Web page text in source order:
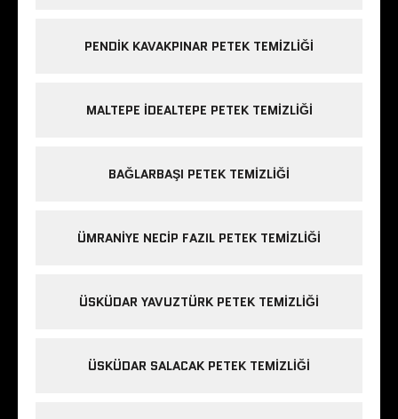
PENDIK KAVAKPINAR PETEK TEMIZLIĞI
MALTEPE IDEALTEPE PETEK TEMIZLIĞI
BAĞLARBAŞI PETEK TEMIZLIĞI
ÜMRANIYE NECIP FAZIL PETEK TEMIZLIĞI
ÜSKÜDAR YAVUZTÜRK PETEK TEMIZLIĞI
ÜSKÜDAR SALACAK PETEK TEMIZLIĞI